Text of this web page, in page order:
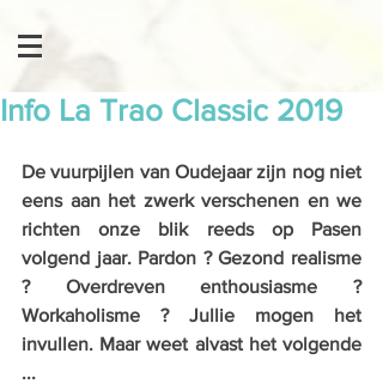
Info La Trao Classic 2019
De vuurpijlen van Oudejaar zijn nog niet
eens aan het zwerk verschenen en we
richten onze blik reeds op Pasen
volgend jaar. Pardon ? Gezond realisme
? Overdreven enthousiasme ?
Workaholisme ? Jullie mogen het
invullen. Maar weet alvast het volgende
...